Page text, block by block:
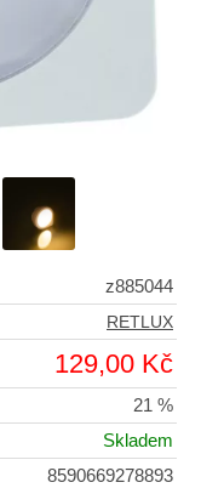
z885044
RETLUX
129,00 Kč
21 %
Skladem
8590669278893